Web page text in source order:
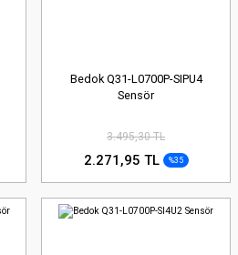
Bedok Q31-L0700P-SIPU4
Sensör
3.495,30 TL
2.271,95 TL %35